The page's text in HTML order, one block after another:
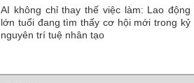
AI không chỉ thay thế việc làm: Lao động
lớn tuổi đang tìm thấy cơ hội mới trong kỷ
nguyên trí tuệ nhân tạo